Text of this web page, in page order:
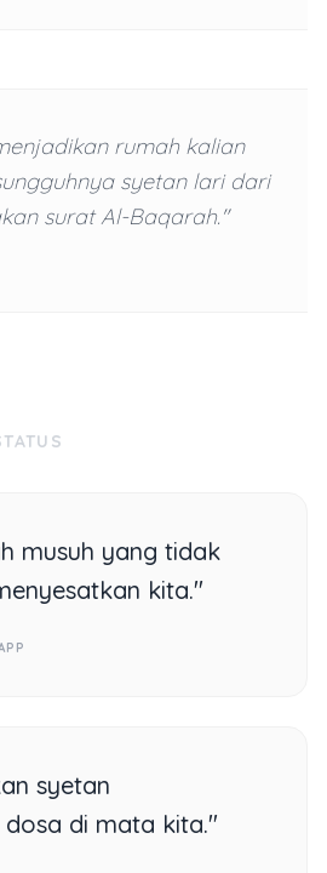
rumah kalian
syetan lari dari
surat Al-Baqarah."
musuh yang tidak
kita."
syetan
di mata kita."